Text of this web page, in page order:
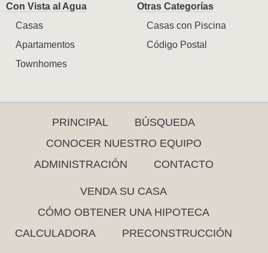
Con Vista al Agua
Casas
Apartamentos
Townhomes
Otras Categorías
Casas con Piscina
Código Postal
PRINCIPAL
BÚSQUEDA
CONOCER NUESTRO EQUIPO
ADMINISTRACIÓN
CONTACTO
VENDA SU CASA
CÓMO OBTENER UNA HIPOTECA
CALCULADORA
PRECONSTRUCCIÓN